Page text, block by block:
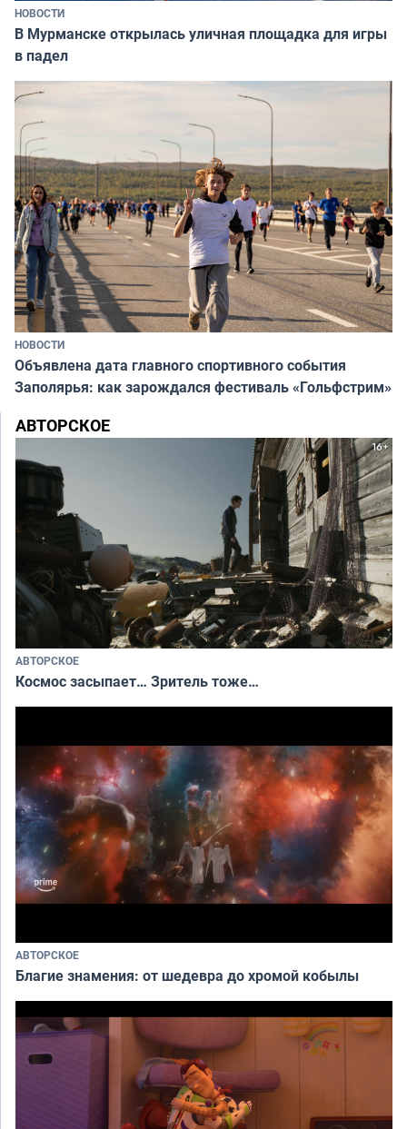
НОВОСТИ
В Мурманске открылась уличная площадка для игры
в падел
НОВОСТИ
Объявлена дата главного спортивного события
Заполярья: как зарождался фестиваль «Гольфстрим»
АВТОРСКОЕ
АВТОРСКОЕ
Космос засыпает… Зритель тоже…
АВТОРСКОЕ
Благие знамения: от шедевра до хромой кобылы